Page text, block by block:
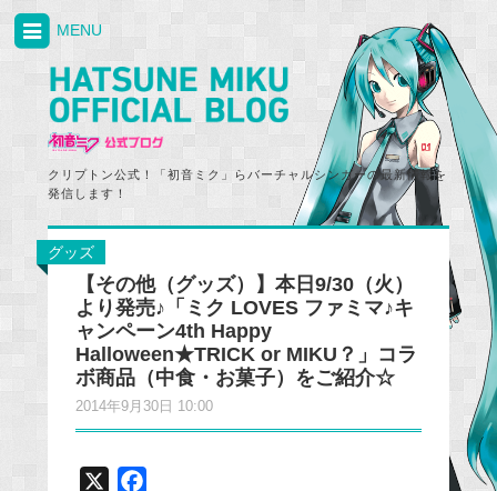
クリプトン公式！「初音ミク」らバーチャルシンガーの最新情報を
発信します！
MENU
グッズ
【その他（グッズ）】本日9/30（火）
より発売♪「ミク LOVES ファミマ♪キ
ャンペーン4th Happy
Halloween★TRICK or MIKU？」コラ
ボ商品（中食・お菓子）をご紹介☆
2014年9月30日 10:00